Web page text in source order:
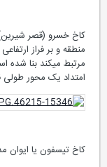
کاخ خسرو (قصر شیرین):
امتداد یک محور طولی